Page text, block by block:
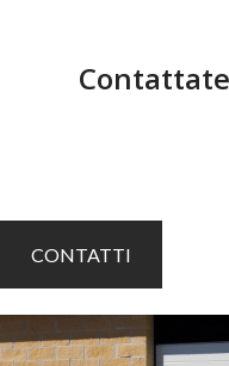
CONTATTI